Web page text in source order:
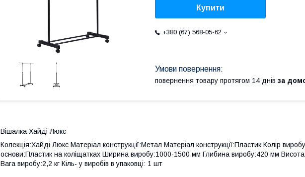
Купити
+380 (67) 568-05-62
повернення товару протягом 14 днів за
Вішалка Хайді Люкс
Колекція:Хайді Люкс Матеріал конструкції:Метал Матеріал конструкції:Пластик Колір
основи:Пластик на коліщатках Ширина виробу:1000-1500 мм Глибина виробу:420 мм
Вага виробу:2,2 кг Кіль- у виробів в упаковці: 1 шт